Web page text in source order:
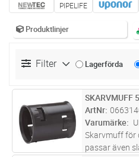
PIPELIFE
Produktlinjer
Filter Lagerförda
ST Lägg
SKARVMUFF
ArtNr
Varumärke
Skarvmuff för
passar även